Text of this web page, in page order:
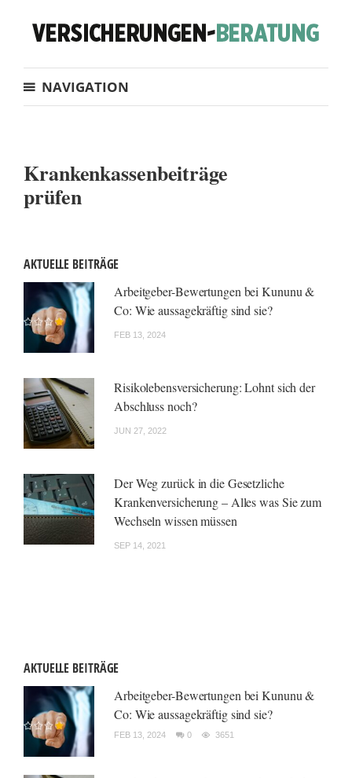
NAVIGATION
Krankenkassenbeiträge
prüfen
AKTUELLE BEITRÄGE
Arbeitgeber-Bewertungen bei Kununu &
Co: Wie aussagekräftig sind sie?
FEB 13, 2024
Risikolebensversicherung: Lohnt sich der
Abschluss noch?
JUN 27, 2022
Der Weg zurück in die Gesetzliche
Krankenversicherung – Alles was Sie zum
Wechseln wissen müssen
SEP 14, 2021
AKTUELLE BEITRÄGE
Arbeitgeber-Bewertungen bei Kununu &
Co: Wie aussagekräftig sind sie?
FEB 13, 2024 0 3651